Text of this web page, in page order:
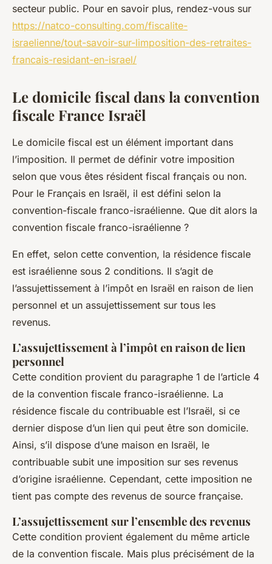
secteur public. Pour en savoir plus, rendez-vous sur
https://natco-consulting.com/fiscalite-
israelienne/tout-savoir-sur-limposition-des-retraites-
francais-residant-en-israel/
Le domicile fiscal dans la convention
fiscale France Israël
Le domicile fiscal est un élément important dans
l’imposition. Il permet de définir votre imposition
selon que vous êtes résident fiscal français ou non.
Pour le Français en Israël, il est défini selon la
convention-fiscale franco-israélienne. Que dit alors la
convention fiscale franco-israélienne ?
En effet, selon cette convention, la résidence fiscale
est israélienne sous 2 conditions. Il s’agit de
l’assujettissement à l’impôt en Israël en raison de lien
personnel et un assujettissement sur tous les
revenus.
L’assujettissement à l’impôt en raison de lien
personnel
Cette condition provient du paragraphe 1 de l’article 4
de la convention fiscale franco-israélienne. La
résidence fiscale du contribuable est l’Israël, si ce
dernier dispose d’un lien qui peut être son domicile.
Ainsi, s’il dispose d’une maison en Israël, le
contribuable subit une imposition sur ses revenus
d’origine israélienne. Cependant, cette imposition ne
tient pas compte des revenus de source française.
L’assujettissement sur l’ensemble des revenus
Cette condition provient également du même article
de la convention fiscale. Mais plus précisément de la